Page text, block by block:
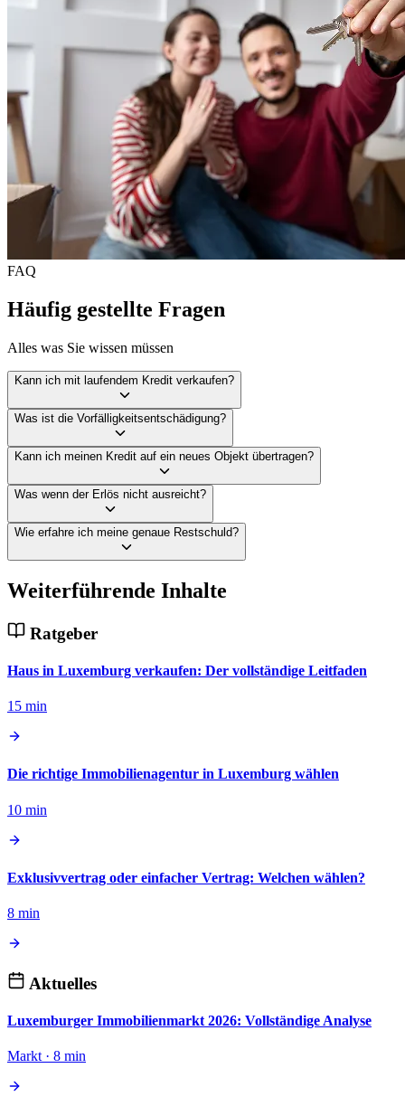
FAQ
Häufig gestellte Fragen
Alles was Sie wissen müssen
Kann ich mit laufendem Kredit verkaufen?
Was ist die Vorfälligkeitsentschädigung?
Kann ich meinen Kredit auf ein neues Objekt übertragen?
Was wenn der Erlös nicht ausreicht?
Wie erfahre ich meine genaue Restschuld?
Weiterführende Inhalte
Ratgeber
Haus in Luxemburg verkaufen: Der vollständige Leitfaden
15 min
Die richtige Immobilienagentur in Luxemburg wählen
10 min
Exklusivvertrag oder einfacher Vertrag: Welchen wählen?
8 min
Aktuelles
Luxemburger Immobilienmarkt 2026: Vollständige Analyse
Markt · 8 min